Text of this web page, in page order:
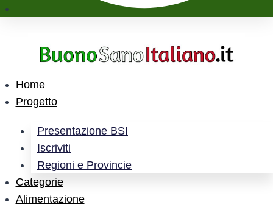
Home
Progetto
Presentazione BSI
Iscriviti
Regioni e Provincie
Categorie
Alimentazione